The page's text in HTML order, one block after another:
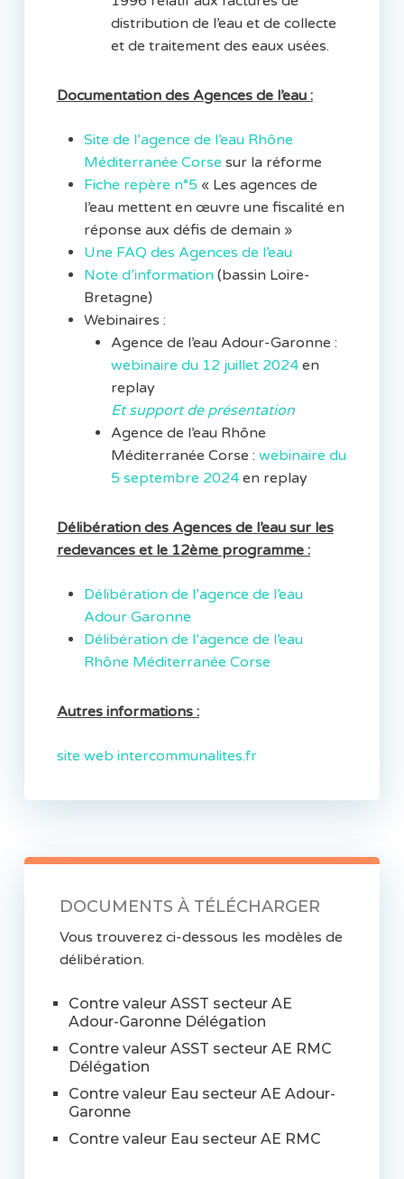
distribution de l’eau et de collecte
et de traitement des eaux usées.
Documentation des Agences de l’eau :
Site de l’agence de l’eau Rhône
Méditerranée Corse sur la réforme
Fiche repère n°5« Les agences de
l’eau mettent en œuvre une fiscalité en
réponse aux défis de demain »
Une FAQ des Agences de l’eau
Note d’information(bassin Loire-
Bretagne)
Webinaires :
Agence de l’eau Adour-Garonne :
webinaire du 12 juillet 2024en
replay
Et support de présentation
Agence de l’eau Rhône
Méditerranée Corse : webinaire du
5 septembre 2024en replay
Délibération des Agences de l’eau sur les
redevances et le 12ème programme :
Délibération de l’agence de l’eau
Adour Garonne
Délibération de l’agence de l’eau
Rhône Méditerranée Corse
Autres informations :
site web intercommunalites.fr
DOCUMENTS À TÉLÉCHARGER
Vous trouverez ci-dessous les modèles de
délibération.
Contre valeur ASST secteur AE
Adour-Garonne Délégation
Contre valeur ASST secteur AE RMC
Délégation
Contre valeur Eau secteur AE Adour-
Garonne
Contre valeur Eau secteur AE RMC